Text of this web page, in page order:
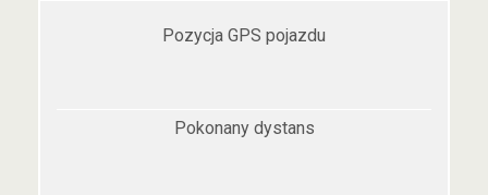
Pozycja GPS pojazdu
Pokonany dystans